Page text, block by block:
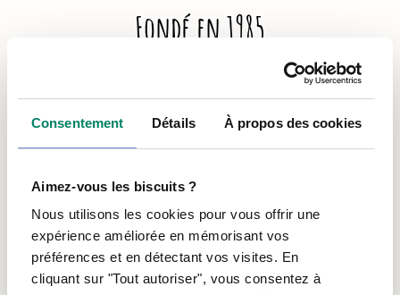
Consentement Détails À propos des cookies
Aimez-vous les biscuits ?
Nous utilisons les cookies pour vous offrir une
expérience améliorée en mémorisant vos
préférences et en détectant vos visites. En
cliquant sur "Tout autoriser", vous consentez à
Fondé en 1985
L’Antre-Temps est un organisme
communautaire aux services des jeunes.
Politique de confidentialité